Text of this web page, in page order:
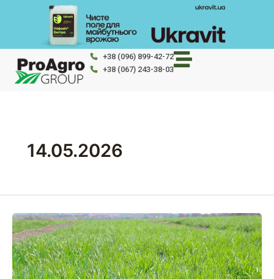
+38 (096) 899-42-72
+38 (067) 243-38-03
14.05.2026